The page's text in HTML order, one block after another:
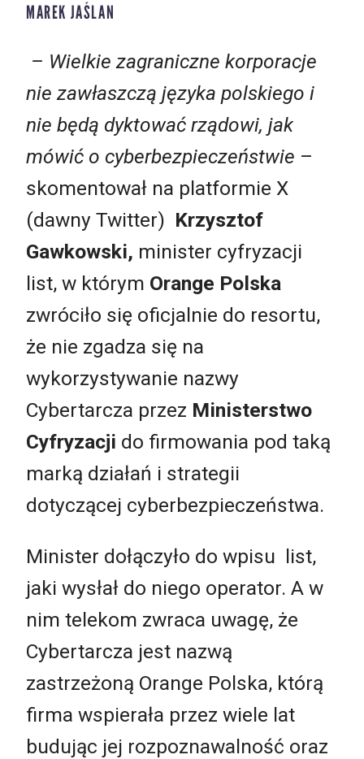
MAREK JAŚLAN
– Wielkie zagraniczne korporacje
nie zawłaszczą języka polskiego i
nie będą dyktować rządowi, jak
mówić o cyberbezpieczeństwie –
skomentował na platformie X
(dawny Twitter) Krzysztof
Gawkowski, minister cyfryzacji
list, w którym Orange Polska
zwróciło się oficjalnie do resortu,
że nie zgadza się na
wykorzystywanie nazwy
Cybertarcza przez Ministerstwo
Cyfryzacji do firmowania pod taką
marką działań i strategii
dotyczącej cyberbezpieczeństwa.
Minister dołączyło do wpisu list,
jaki wysłał do niego operator. A w
nim telekom zwraca uwagę, że
Cybertarcza jest nazwą
zastrzeżoną Orange Polska, którą
firma wspierała przez wiele lat
budując jej rozpoznawalność oraz